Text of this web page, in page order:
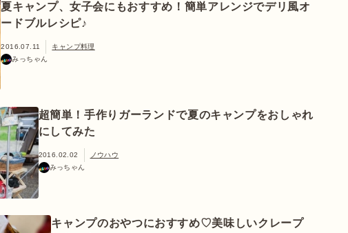
夏キャンプ、女子会にもおすすめ！簡単アレンジでデリ風オ
ードブルレシピ♪
2016.07.11
キャンプ料理
みっちゃん
超簡単！手作りガーランドで夏のキャンプをおしゃれ
にしてみた
2016.02.02
ノウハウ
みっちゃん
キャンプのおやつにおすすめ♡美味しいクレープ